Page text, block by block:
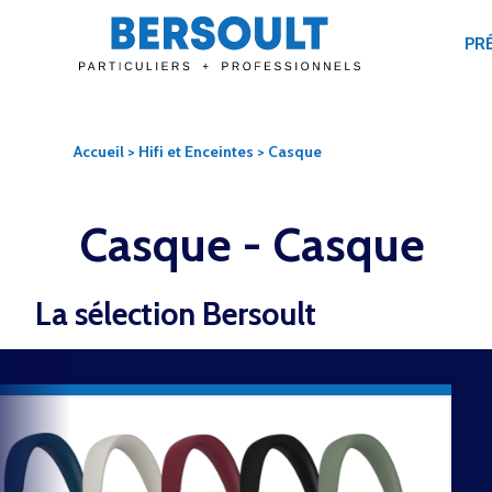
Accueil > Hifi et Enceintes > Casque
Casque - Casque
La sélection Bersoult